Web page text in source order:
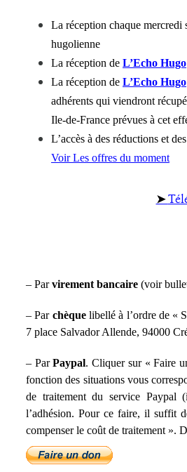
La réception chaque mercredi
hugolienne
La réception de L’Echo Hugo
La réception de L’Echo Hugo
adhérents qui viendront
Ile-de-France prévues à cet
L’accès à des réductions et
Voir Les offres du moment
➤
– Parvirement bancaire (voir
– Par chèquelibellé à l’ordre de «
7 place Salvador Allende, 94000
– ParPaypal. Cliquer sur « Faire
fonction des situations vous
de traitement du service Paypal
l’adhésion. Pour ce faire, il suffit
compenser le coût de traitement ».